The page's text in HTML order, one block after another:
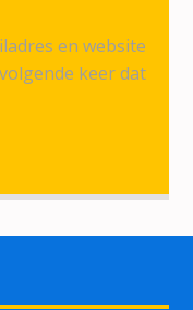
en website
keer dat